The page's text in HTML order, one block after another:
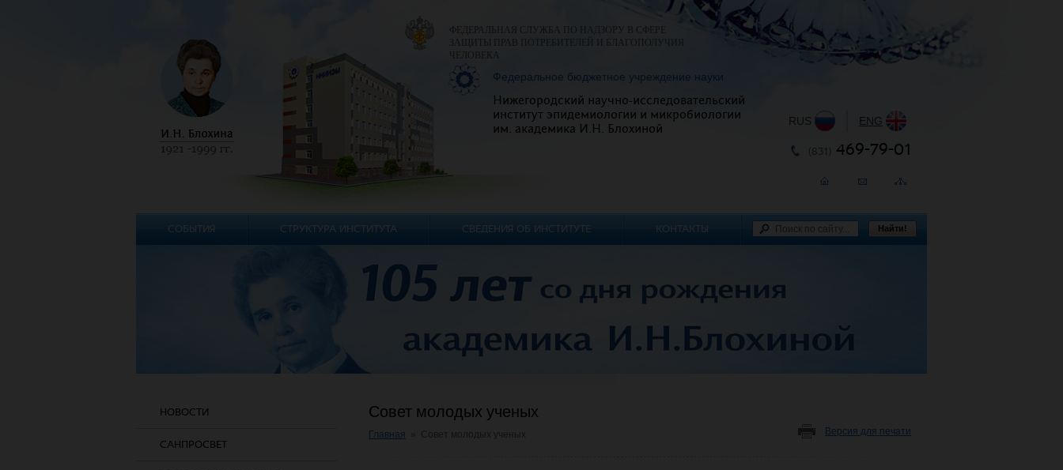
НОВОСТИ
САНПРОСВЕТ
Совет молодых ученых
Главная Версия для печати
ФЕДЕРАЛЬНАЯ СЛУЖБА ПО НАДЗОРУ В СФЕРЕ
ЗАЩИТЫ ПРАВ ПОТРЕБИТЕЛЕЙ И БЛАГОПОЛУЧИЯ
ЧЕЛОВЕКА
Федеральное бюджетное учреждение науки
Нижегородский научно-исследовательский
институт эпидемиологии и микробиологии
им. академика И.Н. Блохиной
RUS ENG
469-79-01
СОБЫТИЯ СТРУКТУРА ИНСТИТУТА СВЕДЕНИЯ ОБ ИНСТИТУТЕ КОНТАКТЫ Найти!